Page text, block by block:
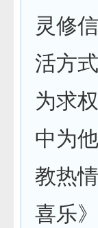
灵修
活方
为求
中为
教热
喜乐